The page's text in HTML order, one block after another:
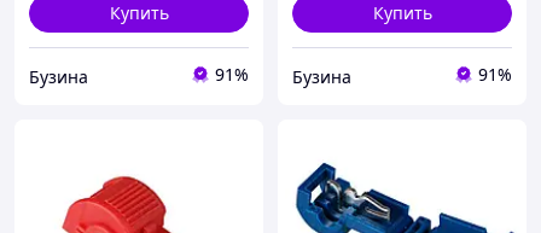
Купить
Бузина 91%
Купить
Бузина 91%